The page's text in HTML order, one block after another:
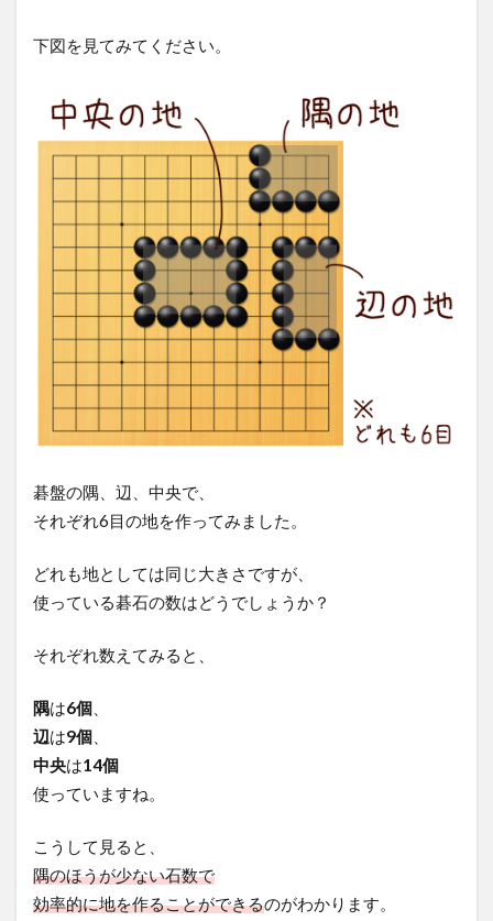
下図を見てみてください。
碁盤の隅、辺、中央で、
それぞれ6目の地を作ってみました。
どれも地としては同じ大きさですが、
使っている碁石の数はどうでしょうか？
それぞれ数えてみると、
隅は6個
辺は9個
中央は14個
使っていますね。
こうして見ると、
隅のほうが少ない石数で
効率的に地を作ることができるのがわかります。